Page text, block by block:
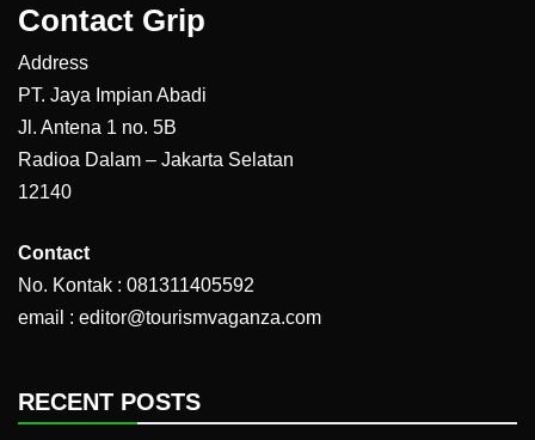
Contact Grip
Address
PT. Jaya Impian Abadi
Jl. Antena 1 no. 5B
Radioa Dalam – Jakarta Selatan
12140
Contact
No. Kontak : 081311405592
email : editor@tourismvaganza.com
RECENT POSTS